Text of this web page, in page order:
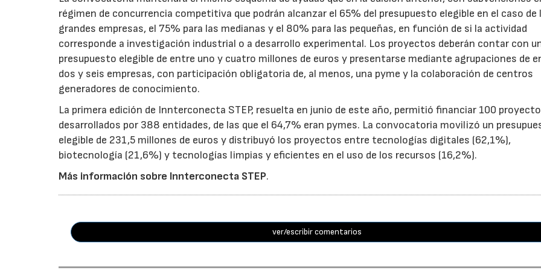
régimen de concurrencia competitiva que podrán alcanzar el 65% del presupuesto elegible en el caso de
grandes empresas, el 75% para las medianas y el 80% para las pequeñas, en función de si la actividad
corresponde a investigación industrial o a desarrollo experimental. Los proyectos deberán contar con
presupuesto elegible de entre uno y cuatro millones de euros y presentarse mediante agrupaciones de
dos y seis empresas, con participación obligatoria de, al menos, una pyme y la colaboración de centros
generadores de conocimiento.
La primera edición de Innterconecta STEP, resuelta en junio de este año, permitió financiar 100
desarrollados por 388 entidades, de las que el 64,7% eran pymes. La convocatoria movilizó un
elegible de 231,5 millones de euros y distribuyó los proyectos entre tecnologías digitales (62,1%),
biotecnología (21,6%) y tecnologías limpias y eficientes en el uso de los recursos (16,2%).
Más información sobre Innterconecta STEP.
ver/escribir comentarios